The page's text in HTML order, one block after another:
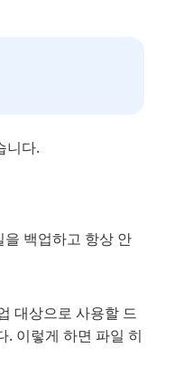
니다.
백업하고 항상 안
대상으로 사용할 드
. 이렇게 하면 파일 히